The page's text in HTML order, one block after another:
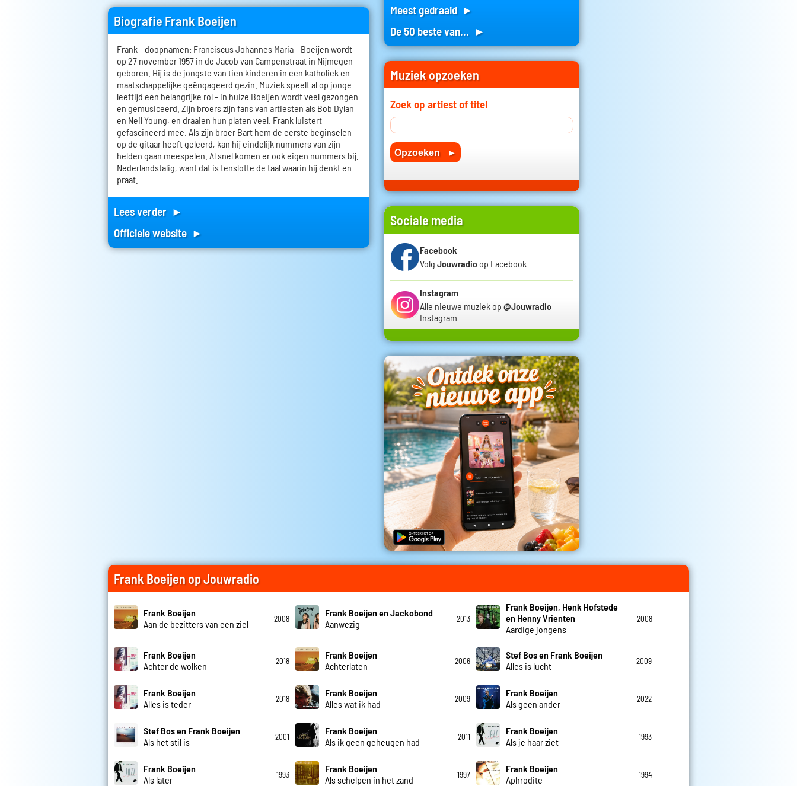
Biografie Frank Boeijen
Frank - doopnamen: Franciscus Johannes Maria - Boeijen wordt
op 27 november 1957 in de Jacob van Campenstraat in Nijmegen
geboren. Hij is de jongste van tien kinderen in een katholiek en
maatschappelijke geëngageerd gezin. Muziek speelt al op jonge
leeftijd een belangrijke rol - in huize Boeijen wordt veel gezongen
en gemusiceerd. Zijn broers zijn fans van artiesten als Bob Dylan
en Neil Young, en draaien hun platen veel. Frank luistert
gefascineerd mee. Als zijn broer Bart hem de eerste beginselen
op de gitaar heeft geleerd, kan hij eindelijk nummers van zijn
helden gaan meespelen. Al snel komen er ook eigen nummers bij.
Nederlandstalig, want dat is tenslotte de taal waarin hij denkt en
praat.
Lees verder ►
Officiele website ►
Meest gedraaid ►
De 50 beste van... ►
Muziek opzoeken
Zoek op artiest of titel
Sociale media
Facebook
Volg Jouwradio op Facebook
Instagram
Alle nieuwe muziek op @Jouwradio
Instagram
Frank Boeijen op Jouwradio
Frank Boeijen
Aan de bezitters van een ziel
2008
Frank Boeijen en Jackobond
Aanwezig
2013
Frank Boeijen, Henk Hofstede
en Henny Vrienten
Aardige jongens
2008
Frank Boeijen
Achter de wolken
2018
Frank Boeijen
Achterlaten
2006
Stef Bos en Frank Boeijen
Alles is lucht
2009
Frank Boeijen
Alles is teder
2018
Frank Boeijen
Alles wat ik had
2009
Frank Boeijen
Als geen ander
2022
Stef Bos en Frank Boeijen
Als het stil is
2001
Frank Boeijen
Als ik geen geheugen had
2011
Frank Boeijen
Als je haar ziet
1993
Frank Boeijen
Als later
1993
Frank Boeijen
Als schelpen in het zand
1997
Frank Boeijen
Aphrodite
1994